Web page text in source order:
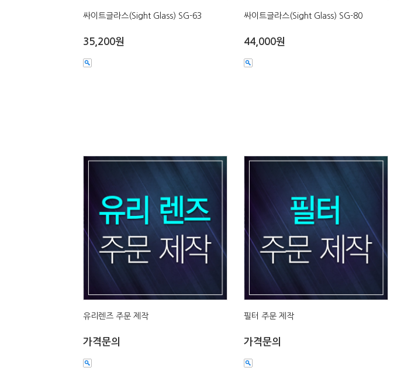
싸이트글라스(Sight Glass) SG-63
35,200원
싸이트글라스(Sight Glass) SG-80
44,000원
유리렌즈 주문 제작
가격문의
필터 주문 제작
가격문의